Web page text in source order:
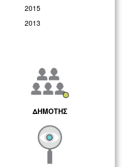
2015
2013
ΔΗΜΟΤΗΣ